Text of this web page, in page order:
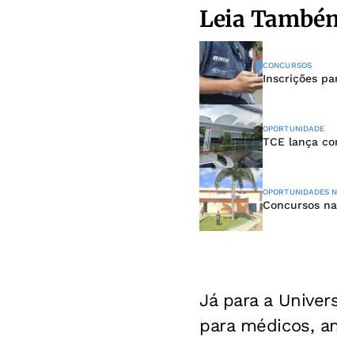
Leia
CONCURSOS
Inscrições
OPORTUNIDADE
TCE lança
OPORTUNIDADES
Concursos
Já para a
para médicos,